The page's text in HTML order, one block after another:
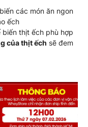
các món ăn ngon
ếch
biến thịt ếch phù hợp
của thịt ếch sẽ đem